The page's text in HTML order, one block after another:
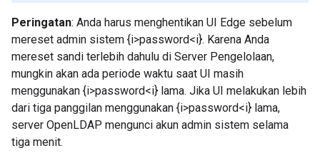
Peringatan: Anda harus menghentikan UI Edge sebelum
mereset admin sistem {i>password<i}. Karena Anda
mereset sandi terlebih dahulu di Server Pengelolaan,
mungkin akan ada periode waktu saat UI masih
menggunakan {i>password<i} lama. Jika UI melakukan lebih
dari tiga panggilan menggunakan {i>password<i} lama,
server OpenLDAP mengunci akun admin sistem selama
tiga menit.